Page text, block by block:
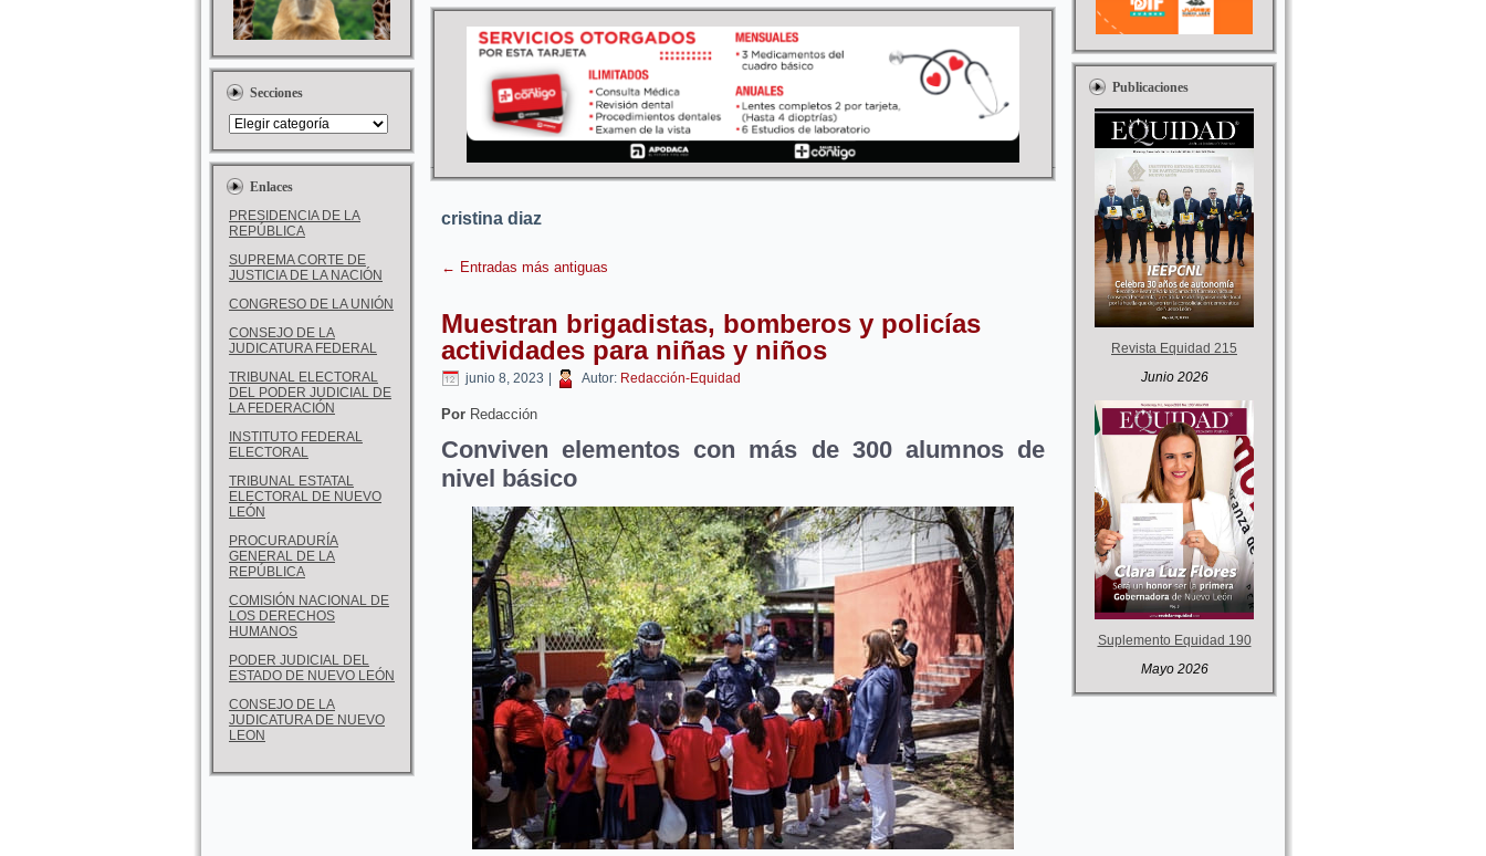
Secciones
Enlaces
PRESIDENCIA DE LA
REPÚBLICA
SUPREMA CORTE DE
JUSTICIA DE LA NACIÓN
CONGRESO DE LA UNIÓN
CONSEJO DE LA
JUDICATURA FEDERAL
TRIBUNAL ELECTORAL
DEL PODER JUDICIAL DE
LA FEDERACIÓN
INSTITUTO FEDERAL
ELECTORAL
TRIBUNAL ESTATAL
ELECTORAL DE NUEVO
LEÓN
PROCURADURÍA
GENERAL DE LA
REPÚBLICA
COMISIÓN NACIONAL DE
LOS DERECHOS
HUMANOS
PODER JUDICIAL DEL
ESTADO DE NUEVO LEÓN
CONSEJO DE LA
JUDICATURA DE NUEVO
LEON
cristina diaz
← Entradas más antiguas
Muestran brigadistas, bomberos y policías
actividades para niñas y niños
junio 8, 2023 Autor: Redacción-Equidad
Por Redacción
Conviven elementos con más de 300 alumnos de
nivel básico
Publicaciones
Revista Equidad 215
Junio 2026
Suplemento Equidad 190
Mayo 2026